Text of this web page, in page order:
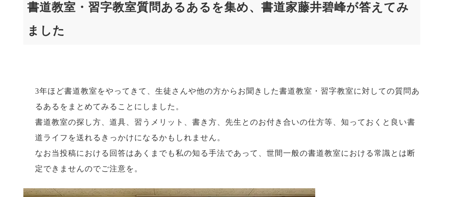
書道教室・習字教室質問あるあるを集め、書道家藤井碧峰が答えてみ
ました
3年ほど書道教室をやってきて、生徒さんや他の方からお聞きした書道教室・習字教室に対しての質問あ
るあるをまとめてみることにしました。
書道教室の探し方、道具、習うメリット、書き方、先生とのお付き合いの仕方等、知っておくと良い書
道ライフを送れるきっかけになるかもしれません。
なお当投稿における回答はあくまでも私の知る手法であって、世間一般の書道教室における常識とは断
定できませんのでご注意を。